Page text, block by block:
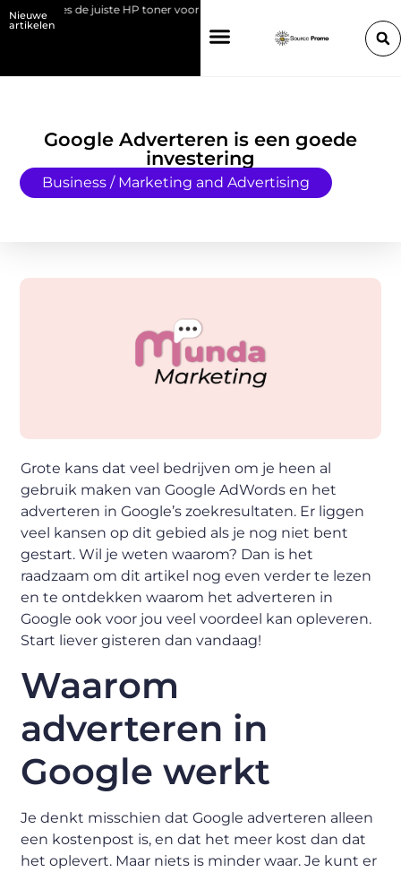
Nieuwe
artikelen
Kies de juiste HP toner voor jouw printer
Google Adverteren is een goede
investering
Business / Marketing and Advertising
Grote kans dat veel bedrijven om je heen al
gebruik maken van Google AdWords en het
adverteren in Google’s zoekresultaten. Er liggen
veel kansen op dit gebied als je nog niet bent
gestart. Wil je weten waarom? Dan is het
raadzaam om dit artikel nog even verder te lezen
en te ontdekken waarom het adverteren in
Google ook voor jou veel voordeel kan opleveren.
Start liever gisteren dan vandaag!
Waarom
adverteren in
Google werkt
Je denkt misschien dat Google adverteren alleen
een kostenpost is, en dat het meer kost dan dat
het oplevert. Maar niets is minder waar. Je kunt er